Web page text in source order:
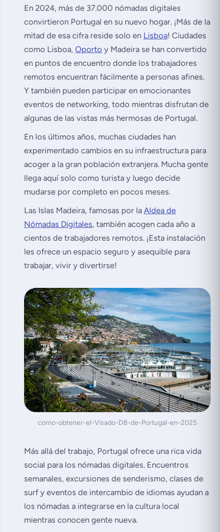
En 2024, más de 37.000 nómadas digitales
convirtieron Portugal en su nuevo hogar. ¡Más de la
mitad de esa cifra reside solo en Lisboa! Ciudades
como Lisboa, Oporto y Madeira se han convertido
en puntos de encuentro donde los trabajadores
remotos encuentran fácilmente a personas afines.
Y también pueden participar en emocionantes
eventos de networking, todo mientras disfrutan de
algunas de las vistas más hermosas de Portugal.
En los últimos años, muchas ciudades han
experimentado cambios en su infraestructura para
acoger a la gran población extranjera. Mucha gente
llega aquí solo como turista y luego decide
mudarse por completo en pocos meses.
Las Islas Madeira, famosas por la Aldea de
Nómadas Digitales, también acogen cada año a
cientos de trabajadores remotos. ¡Esta instalación
les ofrece un espacio seguro y asequible para
trabajar, vivir y divertirse!
como-obtener-el-Visado-D8-de-Portugal-en-2025
Más allá del trabajo, Portugal ofrece una rica vida
social para los nómadas digitales. Encuentros
semanales, excursiones de senderismo, clases de
surf y eventos de intercambio de idiomas ayudan a
los nómadas a integrarse en la cultura local
mientras conocen gente nueva.